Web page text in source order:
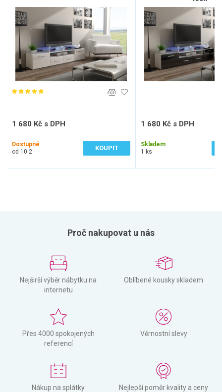
1 680 Kč s DPH
Dostupné
od 10.2.
KOUPIT
1 680 Kč s DPH
Skladem
1 ks
Proč nakupovat u nás
Nejširší výběr nábytku na
internetu
Oblíbené kousky skladem
Přes 4000 spokojených
referencí
Věrnostní slevy
Nákup na splátky Nejlepší poměr kvality a ceny